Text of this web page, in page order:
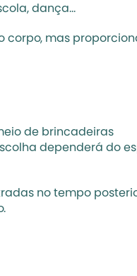
dança...
corpo, mas
de brincadeiras
dependerá do
no tempo